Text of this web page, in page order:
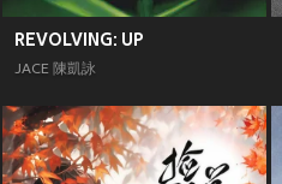
REVOLVING: UP
JACE 陳凱詠